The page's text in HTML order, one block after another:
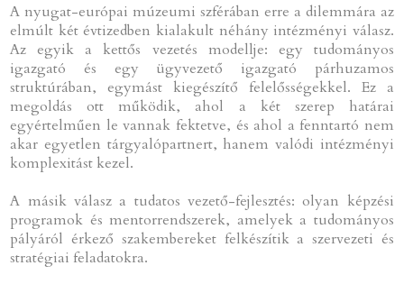
A nyugat-európai múzeumi szférában erre a dilemmára az
elmúlt két évtizedben kialakult néhány intézményi válasz.
Az egyik a kettős vezetés modellje: egy tudományos
igazgató és egy ügyvezető igazgató párhuzamos
struktúrában, egymást kiegészítő felelősségekkel. Ez a
megoldás ott működik, ahol a két szerep határai
egyértelműen le vannak fektetve, és ahol a fenntartó nem
akar egyetlen tárgyalópartnert, hanem valódi intézményi
komplexitást kezel.
A másik válasz a tudatos vezető-fejlesztés: olyan képzési
programok és mentorrendszerek, amelyek a tudományos
pályáról érkező szakembereket felkészítik a szervezeti és
stratégiai feladatokra.